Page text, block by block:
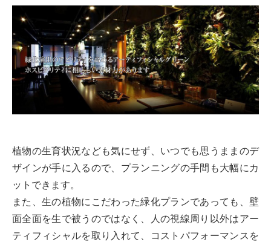
植物の生育状況なども気にせず、いつでも思うままのデ
ザインが手に入るので、プランニングの手間も大幅にカ
ットできます。
また、生の植物にこだわった緑化プランであっても、壁
面全面を生で被うのではなく、人の視線周り以外はアー
ティフィシャルを取り入れて、コストパフォーマンスを